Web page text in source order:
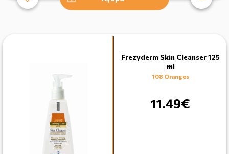
Frezyderm Skin Cleanser 125
ml
108 Oranges
11.49€